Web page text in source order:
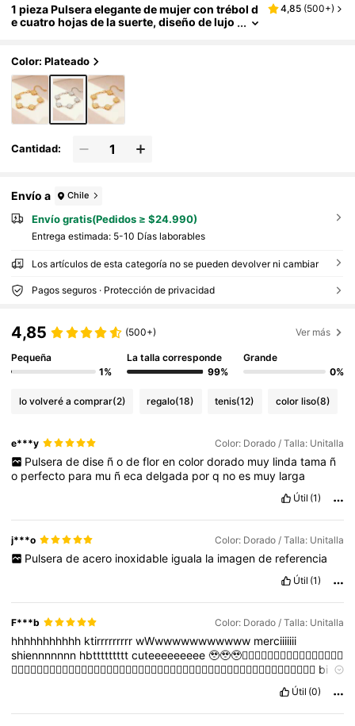
1 pieza Pulsera elegante de mujer con trébol d
e cuatro hojas de la suerte, diseño de lujo
4,85 (500+)
Color: Plateado
Cantidad:
Envío a Chile
Envío gratis(Pedidos ≥ $24.990)
Entrega estimada: 5-10 Días laborables
Los artículos de esta categoría no se pueden devolver ni cambiar
Pagos seguros · Protección de privacidad
4,85 (500+) Ver más
Pequeña
1%
La talla corresponde
99%
Grande
0%
lo volveré a comprar(2) regalo(18) tenis(12) color liso(8)
e***y Color: Dorado / Talla: Unitalla
Pulsera de dise ñ o de flor en color dorado muy linda tama ñ
o perfecto para mu ñecadelgada porq noes muy larga
Útil (1)
j***o Color: Dorado / Talla: Unitalla
Pulsera de acero inoxidable iguala la imagen de referencia
Útil (1)
F***b Color: Dorado / Talla: Unitalla
hhhhhhhhhhh ktirrrrrrrrrwWwwwwwwwwwww merciiiiiii
shiennnnnnn hbtttttttttcuteeeeeeeee🥹🥹🥹❤️‍🔥❤️‍🔥❤️‍🔥❤️‍🔥❤️‍🔥❤️‍🔥❤️‍🔥❤️‍🔥
❤️‍🔥❤️‍🔥❤️‍🔥❤️‍🔥❤️‍🔥❤️‍🔥❤️‍🔥❤️‍🔥❤️‍🔥❤️‍🔥❤️‍🔥❤️‍🔥❤️‍🔥❤️‍🔥❤️‍🔥❤️‍🔥❤️‍🔥❤️‍🔥❤️‍🔥❤️‍🔥❤️‍🔥❤️‍🔥❤️‍🔥❤️‍🔥 bi
Útil (0)